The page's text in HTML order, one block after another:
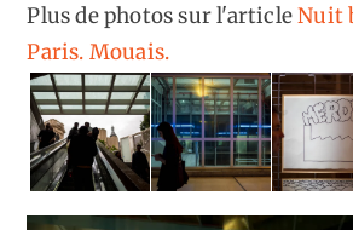
Plus de photos sur l'articleNuit
Paris. Mouais.